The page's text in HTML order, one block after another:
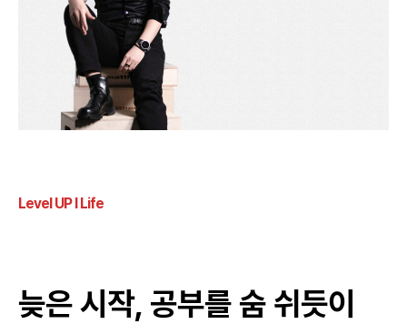
Level UP Life
늦은 시작, 공부를 숨 쉬듯이